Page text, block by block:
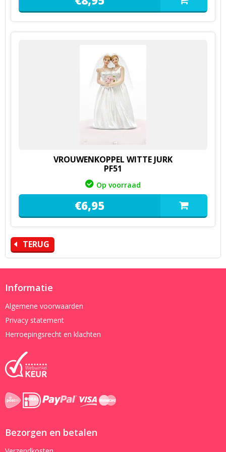
VROUWENKOPPEL WITTE JURK
PF51
Op voorraad
€6,95
TERUG
Informatie
Algemene voorwaarden
Privacy statement
Herroepingsrecht en klachten
Bezorgen en betalen